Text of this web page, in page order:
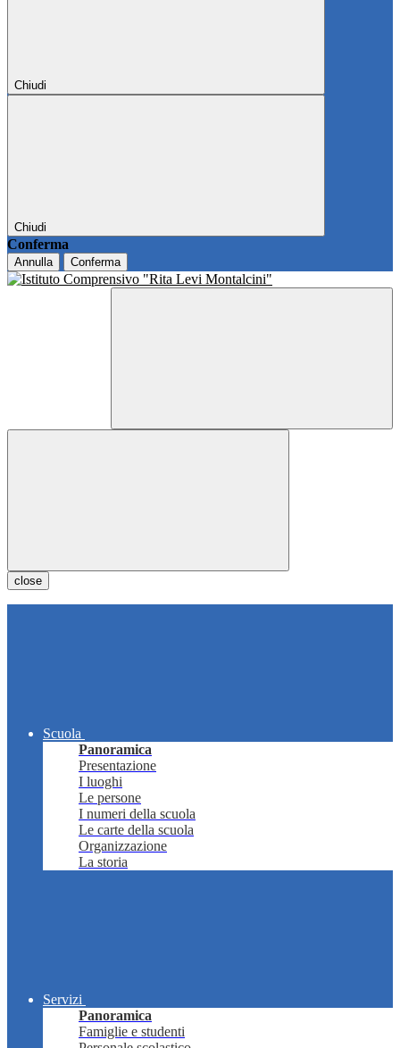
Chiudi
Chiudi
Conferma
Annulla Conferma
close
Scuola
Panoramica
Presentazione
I luoghi
Le persone
I numeri della scuola
Le carte della scuola
Organizzazione
La storia
Servizi
Panoramica
Famiglie e studenti